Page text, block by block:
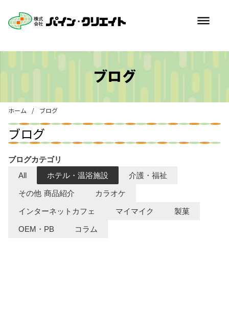
dehaze
ブログ
ホーム / ブログ
ブログ
ブログカテゴリ
All
ホテル・温浴施設 介護・福祉
その他 商品紹介 カラオケ
インターネットカフェ マイマイク 製菓
OEM・PB コラム